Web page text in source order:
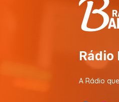
Rádio
A Rádio